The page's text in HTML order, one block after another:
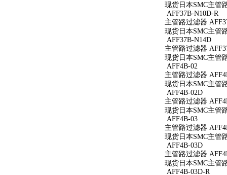
现货日本SMC主管
AFF37B-N10D-R
主管路过滤器
现货日本SMC主管
AFF37B-N14D
主管路过滤器
现货日本SMC主管
AFF4B-02
主管路过滤器
现货日本SMC主管
AFF4B-02D
主管路过滤器
现货日本SMC主管
AFF4B-03
主管路过滤器
现货日本SMC主管
AFF4B-03D
主管路过滤器
现货日本SMC主管
AFF4B-03D-R